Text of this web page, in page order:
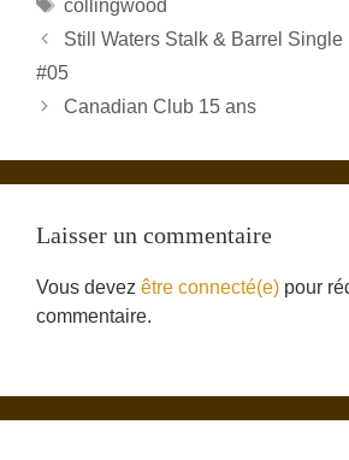
collingwood
Still Waters Stalk & Barrel
#05
Canadian Club 15 ans
Laisser un commentaire
Vous devez être connecté(e) pour
commentaire.